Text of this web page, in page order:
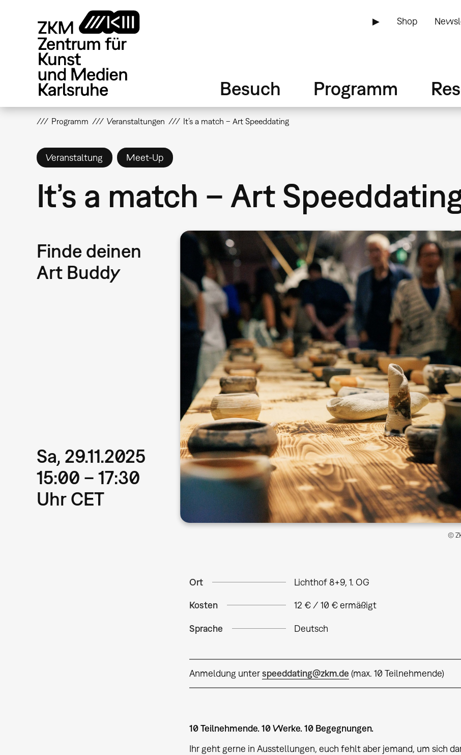
▶ Shop
Besuch Programm
Programm Veranstaltungen It’s a match – Art Speeddating
Veranstaltung Meet-Up
It’s a match – Art
Finde deinen
Art Buddy
Sa, 29.11.2025
15:00 – 17:30
Uhr CET
©
Ort Lichthof 8+9, 1. OG
Kosten 12 € / 10 € ermäßigt
Sprache Deutsch
Anmeldung unterspeeddating@zkm.de (max. 10 Teilnehmende)
10 Teilnehmende. 10 Werke. 10 Begegnungen.
Ihr geht gerne in Ausstellungen, euch fehlt aber jemand, um sich